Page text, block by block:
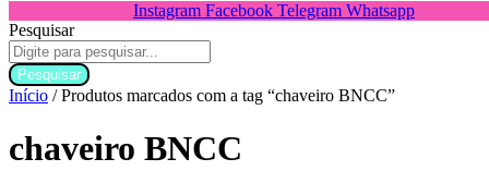
Instagram Facebook Telegram Whatsapp
Pesquisar
Pesquisar
Início / Produtos marcados com a tag “chaveiro BNCC”
chaveiro BNCC